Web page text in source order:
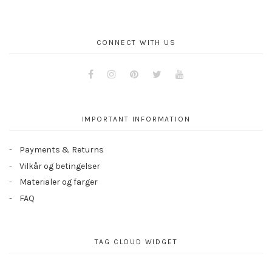
CONNECT WITH US
FacebookInstagramPinterestTwitter
IMPORTANT INFORMATION
Payments & Returns
Vilkår og betingelser
Materialer og farger
FAQ
TAG CLOUD WIDGET